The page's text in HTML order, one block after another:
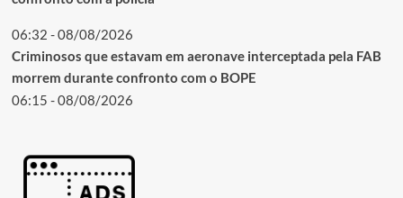
06:32 - 08/08/2026
Criminosos que estavam em aeronave interceptada pela FAB
morrem durante confronto com o BOPE
06:15 - 08/08/2026